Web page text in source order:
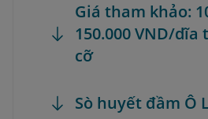
Giá tham khảo:
150.000 VND/
cỡ
Sò huyết đầm Ô